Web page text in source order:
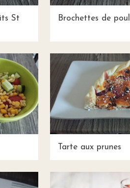
St
Brochettes de
Tarte aux prunes